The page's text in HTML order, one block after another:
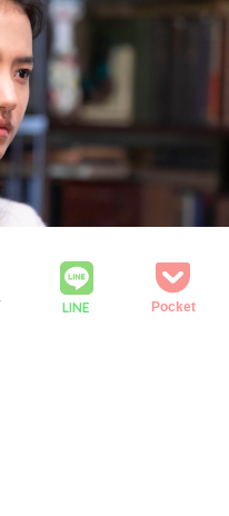
LINE Pocket